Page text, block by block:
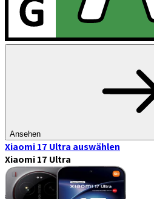
Ansehen
Xiaomi 17 Ultra auswählen
Xiaomi 17 Ultra